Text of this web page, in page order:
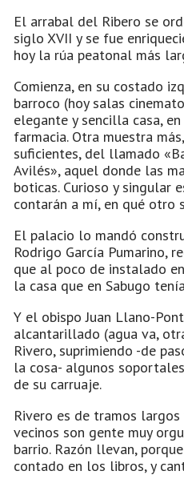
El arrabal del Ribero se
siglo XVII y se fue
hoy la rúa peatonal más
Comienza, en su costado
barroco (hoy salas
elegante y sencilla casa,
farmacia. Otra muestra
suficientes, del llamado
Avilés», aquel donde las
boticas. Curioso y singular
contarán a mí, en qué otro
El palacio lo mandó
Rodrigo García Pumarino,
que al poco de instalado
la casa que en Sabugo
Y el obispo Juan Llano-
alcantarillado (agua va,
Rivero, suprimiendo -de
la cosa- algunos
de su carruaje.
Rivero es de tramos
vecinos son gente muy
barrio. Razón llevan,
contado en los libros, y